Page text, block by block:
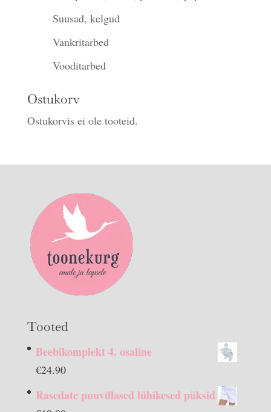
Suusad, kelgud
Vankritarbed
Vooditarbed
Ostukorv
Ostukorvis ei ole tooteid.
Tooted
Beebikomplekt 4. osaline
€24.90
Rasedate puuvillased lühikesed püksid